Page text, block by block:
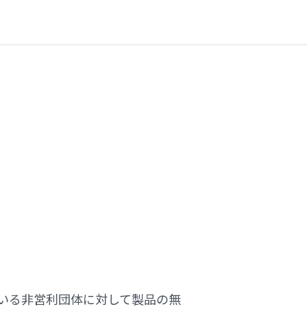
る非営利団体に対して製品の無